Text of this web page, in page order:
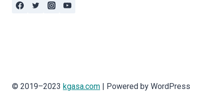
© 2019–2023 kgasa.com | Powered by WordPress